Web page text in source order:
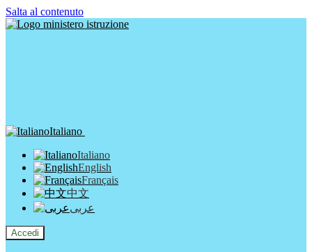
Salta al contenuto
Italiano
Italiano
English
Français
中文
عربى
Accedi